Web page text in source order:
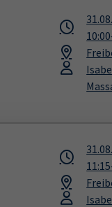
10:00
11:15